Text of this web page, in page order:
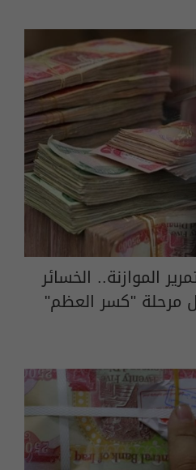
12 يعطل تمرير الموازنة.. الخسائر
مرحلة "كسر العظم"